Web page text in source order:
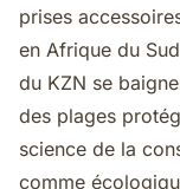
prises
en Afrique du
du KZN se
des plages
science de la
comme